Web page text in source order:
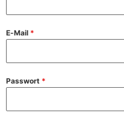
E-Mail *
Passwort *